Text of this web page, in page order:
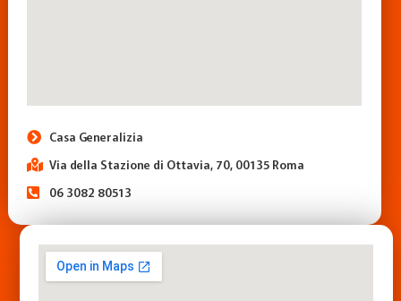
Casa Generalizia
Via della Stazione di Ottavia, 70, 00135 Roma
06 3082 80513